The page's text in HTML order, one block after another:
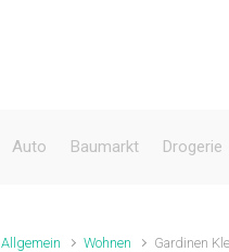
Auto Baumarkt Drogerie
Allgemein Wohnen Gardinen